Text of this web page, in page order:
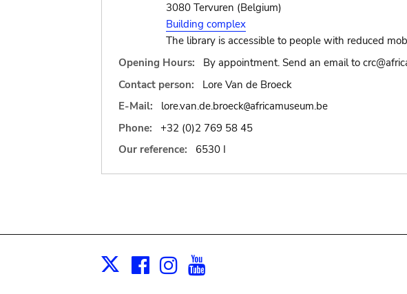
3080 Tervuren (Belgium)
Building complex
The library is accessible to people with reduced
Opening Hours:
By appointment. Send an email to
Contact person:
Lore Van de Broeck
E-Mail:
lore.van.de.broeck@africamuseum.be
Phone:
+32 (0)2 769 58 45
Our reference:
6530 I
X Facebook
Instagram